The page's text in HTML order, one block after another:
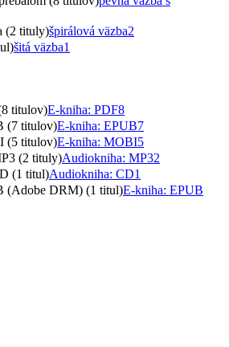
(2 tituly)špirálová väzba2
šitá väzba1
titulov)E-kniha: PDF8
(7 titulov)E-kniha: EPUB7
(5 titulov)E-kniha: MOBI5
(2 tituly)Audiokniha: MP32
(1 titul)Audiokniha: CD1
(Adobe DRM) (1 titul)E-kniha: EPUB